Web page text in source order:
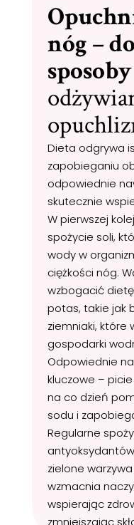
nóg –
sposoby
Dieta odgrywa
zapobieganiu
odpowiednie
skutecznie
W pierwszej
spożycie soli,
wody w
ciężkości nóg.
wzbogacić
potas, takie jak
ziemniaki,
gospodarki
Odpowiednie
kluczowe –
na co dzień
sodu i
Regularne
zielone
wzmacnia
wspierając
zmniejszając